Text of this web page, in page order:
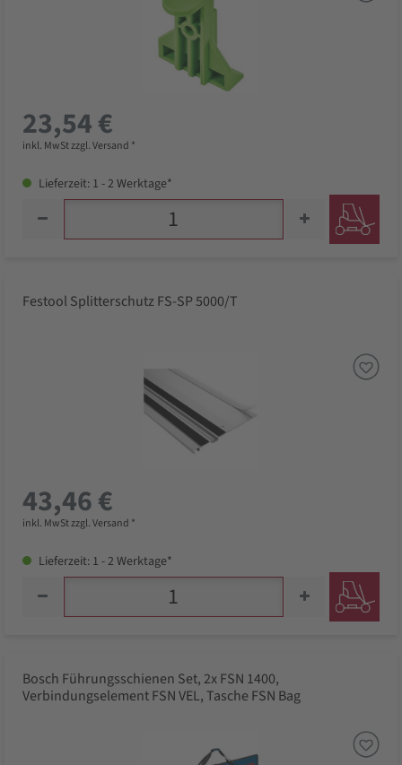
23,54 €
inkl. MwSt zzgl. Versand *
Lieferzeit: 1 - 2 Werktage*
Festool Splitterschutz FS-SP 5000/T
43,46 €
inkl. MwSt zzgl. Versand *
Lieferzeit: 1 - 2 Werktage*
Bosch Führungsschienen Set, 2x FSN 1400,
Verbindungselement FSN VEL, Tasche FSN Bag